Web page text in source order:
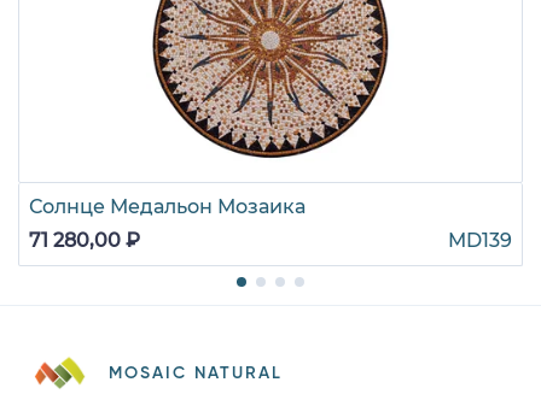
Солнце Медальон Мозаика
71 280,00 ₽
MD139
MOSAIC NATURAL